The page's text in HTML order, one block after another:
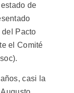
de
Pacto
el Comité
casi la